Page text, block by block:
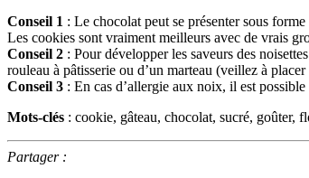
Conseil 1 : Le chocolat peut se présenter sous
Les cookies sont vraiment meilleurs avec de vrais
Conseil 2 : Pour développer les saveurs des
rouleau à pâtisserie ou d’un marteau (veillez à
Conseil 3 : En cas d’allergie aux noix, il est
Mots-clés : cookie, gâteau, chocolat, sucré, goûter,
Partager :